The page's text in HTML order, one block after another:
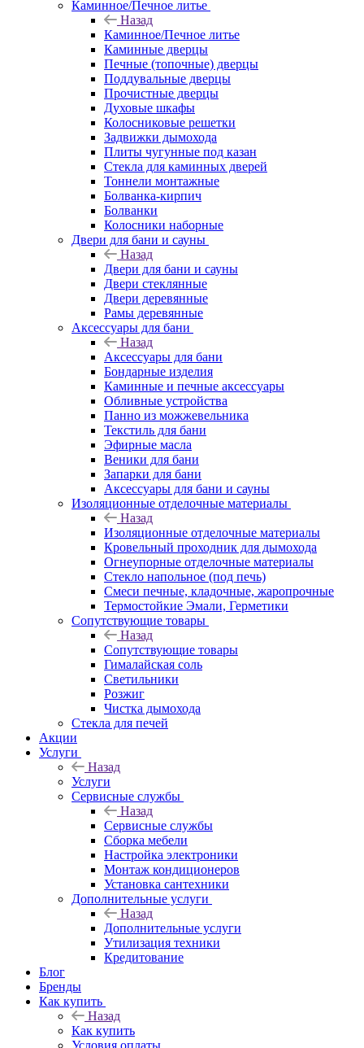
Каминное/Печное литье
Назад
Каминное/Печное литье
Каминные дверцы
Печные (топочные) дверцы
Поддувальные дверцы
Прочистные дверцы
Духовые шкафы
Колосниковые решетки
Задвижки дымохода
Плиты чугунные под казан
Стекла для каминных дверей
Тоннели монтажные
Болванка-кирпич
Болванки
Колосники наборные
Двери для бани и сауны
Назад
Двери для бани и сауны
Двери стеклянные
Двери деревянные
Рамы деревянные
Аксессуары для бани
Назад
Аксессуары для бани
Бондарные изделия
Каминные и печные аксессуары
Обливные устройства
Панно из можжевельника
Текстиль для бани
Эфирные масла
Веники для бани
Запарки для бани
Аксессуары для бани и сауны
Изоляционные отделочные материалы
Назад
Изоляционные отделочные материалы
Кровельный проходник для дымохода
Огнеупорные отделочные материалы
Стекло напольное (под печь)
Смеси печные, кладочные, жаропрочные
Термостойкие Эмали, Герметики
Сопутствующие товары
Назад
Сопутствующие товары
Гималайская соль
Светильники
Розжиг
Чистка дымохода
Стекла для печей
Акции
Услуги
Назад
Услуги
Сервисные службы
Назад
Сервисные службы
Сборка мебели
Настройка электроники
Монтаж кондиционеров
Установка сантехники
Дополнительные услуги
Назад
Дополнительные услуги
Утилизация техники
Кредитование
Блог
Бренды
Как купить
Назад
Как купить
Условия оплаты